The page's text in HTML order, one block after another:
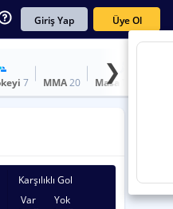
Giriş Yap Üye Ol
7 MMA20 Masa Tenisi
❯
Seçimi Temizle
Karşılıklı Gol
Var Yok